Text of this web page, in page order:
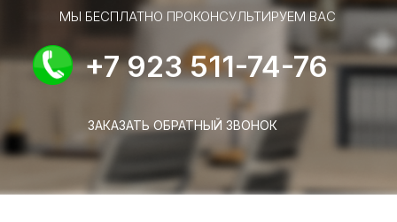
МЫ БЕСПЛАТНО ПРОКОНСУЛЬТИРУЕМ ВАС
+7 923 511-74-76
ЗАКАЗАТЬ ОБРАТНЫЙ ЗВОНОК